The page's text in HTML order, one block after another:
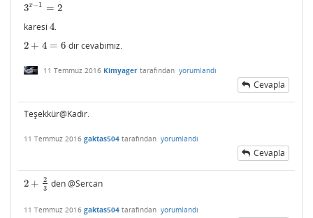
3x−1 = 2
3x−1 =2
karesi 4
4.
2 + 4 = 6
2 +4 =6 dır cevabımız.
11 Temmuz 2016 Kimyager tarafından yorumlandı
Cevapla
Teşekkür@Kadir.
11 Temmuz 2016 gaktas504 tarafından yorumlandı
Cevapla
2 +
2
3
2 +2 3 den @Sercan
11 Temmuz 2016 gaktas504 tarafından yorumlandı